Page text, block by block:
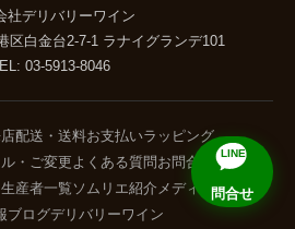
社デリバリーワイン
区白金台2-7-1 ラナイグランデ101
03-5913-8046
配送・送料お支払いラッピング
・ご変更よくある質問 お問合せ
生産者一覧 ソムリエ紹介 メディア掲載
ブログデリバリーワイン
LINE
問合せ